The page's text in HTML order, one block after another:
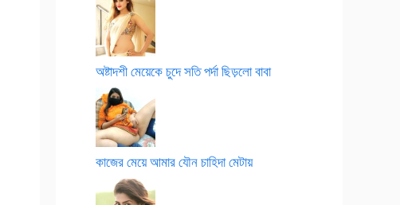
অষ্টাদশী মেয়েকে চুদে সতি পর্দা ছিড়লো বাবা
কাজের মেয়ে আমার যৌন চাহিদা মেটায়